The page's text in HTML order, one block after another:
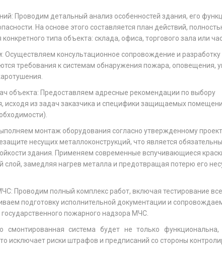
Проводим детальный анализ особенностей здания, его
На основе этого составляется план действий,
типа объекта: склада, офиса, торгового зала или
Осуществляем консультационное сопровождение и разработку
требования к системам обнаружения пожара, оповещения,
объекта: Предоставляем адресные рекомендации по выбору
исходя из задач заказчика и специфики защищаемых
монтаж оборудования согласно утвержденному
несущих металлоконструкций, что является
здания. Применяем современные вспучивающиеся
замедляя нагрев металла и предотвращая потерю его
Проводим полный комплекс работ, включая тестирование
подготовку исполнительной документации и
пожарного надзора МЧС.
смонтированная система будет не только
исключает риски штрафов и предписаний со стороны